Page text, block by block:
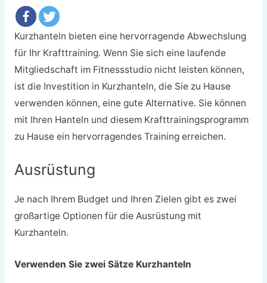
Kurzhanteln bieten eine hervorragende Abwechslung
für Ihr Krafttraining. Wenn Sie sich eine laufende
Mitgliedschaft im Fitnessstudio nicht leisten können,
ist die Investition in Kurzhanteln, die Sie zu Hause
verwenden können, eine gute Alternative. Sie können
mit Ihren Hanteln und diesem Krafttrainingsprogramm
zu Hause ein hervorragendes Training erreichen.
Ausrüstung
Je nach Ihrem Budget und Ihren Zielen gibt es zwei
großartige Optionen für die Ausrüstung mit
Kurzhanteln.
Verwenden Sie zwei Sätze Kurzhanteln